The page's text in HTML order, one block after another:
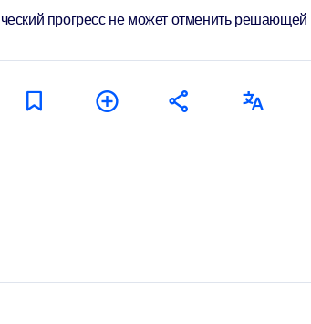
прогресс не может отменить решающей